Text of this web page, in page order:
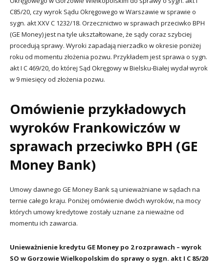
C85/20, czy wyrok Sądu Okręgowego w Warszawie w sprawie o
sygn. akt XXV C 1232/18. Orzecznictwo w sprawach przeciwko BPH
(GE Money) jest na tyle ukształtowane, że sądy coraz szybciej
procedują sprawy. Wyroki zapadają nierzadko w okresie poniżej
roku od momentu złożenia pozwu. Przykładem jest sprawa o sygn.
akt I C 469/20, do której Sąd Okręgowy w Bielsku-Białej wydał wyrok
w 9 miesięcy od złożenia pozwu.
Omówienie przykładowych
wyroków Frankowiczów w
sprawach przeciwko BPH (GE
Money Bank)
Umowy dawnego GE Money Bank są unieważniane w sądach na
ternie całego kraju. Poniżej omówienie dwóch wyroków, na mocy
których umowy kredytowe zostały uznane za nieważne od
momentu ich zawarcia.
Unieważnienie kredytu GE Money po 2 rozprawach – wyrok
SO w Gorzowie Wielkopolskim do sprawy o sygn. akt I C 85/20